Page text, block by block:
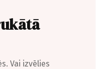
Vai izvēlies